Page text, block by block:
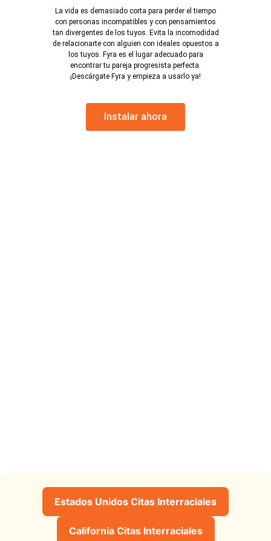
La vida es demasiado corta para perder el tiempo
con personas incompatibles y con pensamientos
tan divergentes de los tuyos. Evita la incomodidad
de relacionarte con alguien con ideales opuestos a
los tuyos. Fyra es el lugar adecuado para
encontrar tu pareja progresista perfecta.
¡Descárgate Fyra y empieza a usarlo ya!
Instalar ahora
Estados Unidos Citas Interraciales
California Citas Interraciales